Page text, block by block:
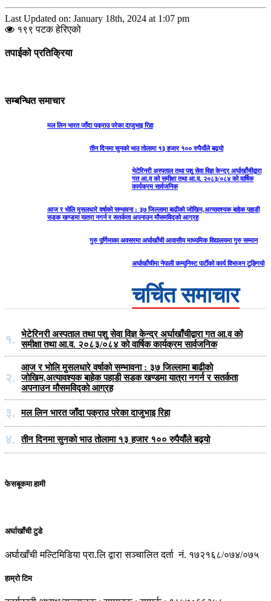
Last Updated on: January 18th, 2024 at 1:07 pm
१९९ पटक हेरिएको
तपाईको प्रतिक्रिया
सम्बन्धित समाचार
मल लिन भारत जाँदा पक्राउ परेका दाजुभाइ रिहा
तीन दिनमा सुनको भाउ तोलामा १३ हजार १०० रुपैयाँले बढ्यो
भेटेरिनरी अस्पताल तथा पशु सेवा विज्ञ केन्द्र अर्घाखाँचीद्वारा
गत आ.व को समीक्षा तथा आ.व. २०८३/०८४ को वार्षिक
कार्यक्रम सार्वजनिक
आज र भोलि मुसलधारे वर्षाको सम्भावना : ३७ जिल्लामा बाढीको जोखिम,अत्यावश्यक बाहेक पहाडी
सडक खण्डमा यात्रा नगर्न र सतर्कता अपनाउन मौसमविद्काे आग्रह
गुरु पूर्णिमाका अवसरमा अर्घाखाँची आवासीय माध्यमिक विद्यालयमा गुरु सम्मान
अर्घाखाँचीमा नेपाली कम्युनिस्ट पार्टीको कार्य विभाजन टुङ्गियो
चर्चित समाचार
१.
भेटेरिनरी अस्पताल तथा पशु सेवा विज्ञ केन्द्र अर्घाखाँचीद्वारा गत आ.व को
समीक्षा तथा आ.व. २०८३/०८४ को वार्षिक कार्यक्रम सार्वजनिक
२.
आज र भोलि मुसलधारे वर्षाको सम्भावना : ३७ जिल्लामा बाढीको
जोखिम,अत्यावश्यक बाहेक पहाडी सडक खण्डमा यात्रा नगर्न र सतर्कता
अपनाउन मौसमविद्काे आग्रह
३. मल लिन भारत जाँदा पक्राउ परेका दाजुभाइ रिहा
४. तीन दिनमा सुनको भाउ तोलामा १३ हजार १०० रुपैयाँले बढ्यो
फेसबूकमा हामी
अर्घाखाँची टुडे
अर्घाखाँची मल्टिमिडिया प्रा.लि द्वारा सञ्चालित दर्ता नं. १७२१६८/०७४/०७५
हाम्रो टिम